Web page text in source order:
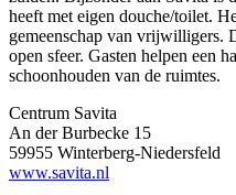
heeft met eigen douche/toilet.
gemeenschap van vrijwilligers.
open sfeer. Gasten helpen een
schoonhouden van de ruimtes.
Centrum Savita
An der Burbecke 15
59955 Winterberg-Niedersfeld
www.savita.nl